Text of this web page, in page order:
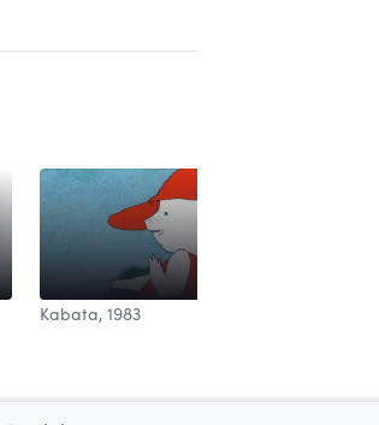
Kabata, 1983